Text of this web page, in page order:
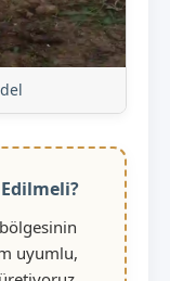
uyumlu,